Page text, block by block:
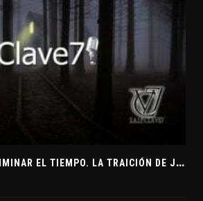
L
OS SÍMBOLOS. ELIMINAR EL TIEMPO. LA TRAICIÓN DE JUDAS